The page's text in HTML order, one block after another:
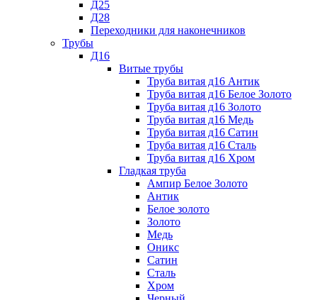
Д25
Д28
Переходники для наконечников
Трубы
Д16
Витые трубы
Труба витая д16 Антик
Труба витая д16 Белое Золото
Труба витая д16 Золото
Труба витая д16 Медь
Труба витая д16 Сатин
Труба витая д16 Сталь
Труба витая д16 Хром
Гладкая труба
Ампир Белое Золото
Антик
Белое золото
Золото
Медь
Оникс
Сатин
Сталь
Хром